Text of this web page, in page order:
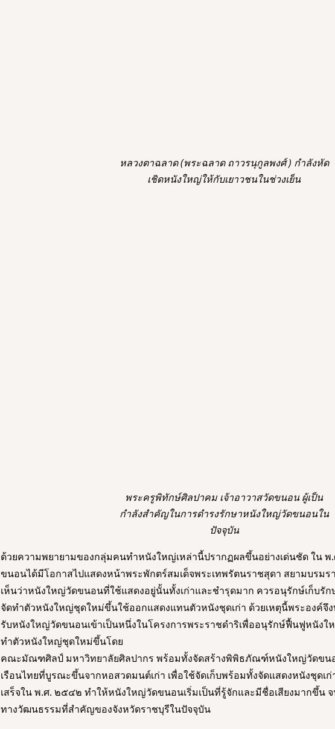
หลวงตาฉลาด (พระฉลาด ถาวรนุกูลพงศ์ ) กำลังหัด
เชิดหนังใหญ่ให้กับเยาวชนในช่วงเย็น
พระครูพิทักษ์ศิลปาคม เจ้าอาวาสวัดขนอน ผู้เป็น
กำลังสำคัญในการดำรงรักษาหนังใหญ่วัดขนอนใน
ปัจจุบัน
ด้วยความพยายามของกลุ่มคนทำหนังใหญ่เหล่านี้ปรากฏผลขึ้นอย่างเด่นชัด ใน
ขนอนได้มีโอกาสไปแสดงหน้าพระพักตร์สมเด็จพระเทพรัตนราชสุดา สยามบรมร
เห็นว่าหนังใหญ่วัดขนอนที่ใช้แสดงอยู่นั้นทั้งเก่าและชำรุดมาก ควรอนุรักษ์เก็บรัก
จัดทำตัวหนังใหญ่ชุดใหม่ขึ้นใช้ออกแสดงแทนตัวหนังชุดเก่า ด้วยเหตุนี้พระองค์
รับหนังใหญ่วัดขนอนเข้าเป็นหนึ่งในโครงการพระราชดำริเพื่ออนุรักษ์ฟื้นฟูหนัง
ทำตัวหนังใหญ่ชุดใหม่ขึ้นโดย
คณะมัณฑศิลป์ มหาวิทยาลัยศิลปากร พร้อมทั้งจัดสร้างพิพิธภัณฑ์หนังใหญ่วัดขน
เรือนไทยที่บูรณะขึ้นจากหอสวดมนต์เก่า เพื่อใช้จัดเก็บพร้อมทั้งจัดแสดงหนังชุดเ
เสร็จใน พ.ศ. ๒๕๔๒ ทำให้หนังใหญ่วัดขนอนเริ่มเป็นที่รู้จักและมีชื่อเสียงมากขึ้น จ
ทางวัฒนธรรมที่สำคัญของจังหวัดราชบุรีในปัจจุบัน